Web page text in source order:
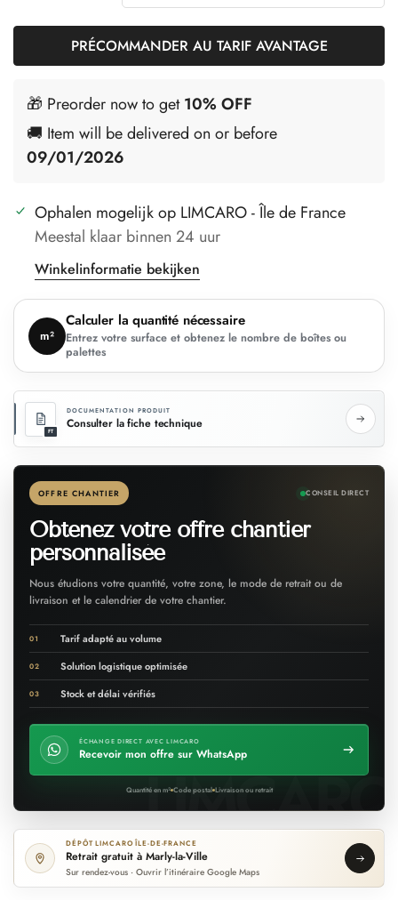
PRÉCOMMANDER AU TARIF AVANTAGE
🎁 Preorder now to get10% OFF
🚚 Item will be delivered on or before
09/01/2026
Ophalen mogelijk op LIMCARO - Île de France
Meestal klaar binnen 24 uur
Winkelinformatie bekijken
m²
Calculer la quantité nécessaire
Entrez votre surface et obtenez le nombre de boîtes ou
palettes
FT
DOCUMENTATION PRODUIT
Consulter la fiche technique
OFFRE CHANTIER CONSEIL DIRECT
Obtenez votre offre chantier
personnalisée
Nous étudions votre quantité, votre zone, le mode de retrait ou de
livraison et le calendrier de votre chantier.
01 Tarif adapté au volume
02 Solution logistique optimisée
03 Stock et délai vérifiés
ÉCHANGE DIRECT AVEC LIMCARO
Recevoir mon offre sur WhatsApp
Quantité en m² Code postal Livraison ou retrait
DÉPÔT LIMCARO ÎLE-DE-FRANCE
Retrait gratuit à Marly-la-Ville
Sur rendez-vous · Ouvrir l’itinéraire Google Maps